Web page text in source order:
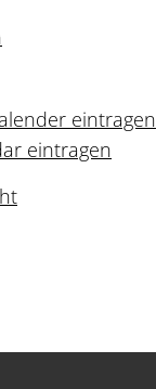
eintragen
eintragen